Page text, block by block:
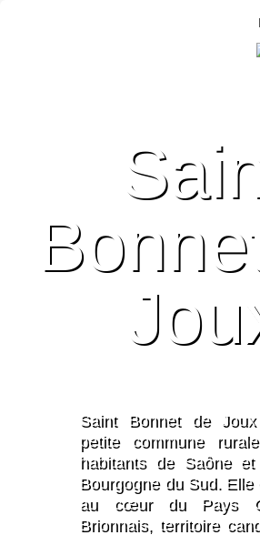
Saint Bonnet de
petite commune
habitants de Saône
Bourgogne du Sud. Elle
au cœur du Pays
Brionnais, territoire